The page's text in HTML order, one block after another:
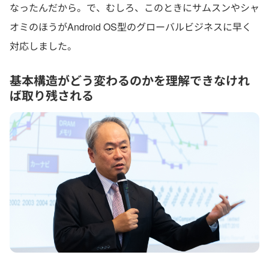
なったんだから。で、むしろ、このときにサムスンやシャ
オミのほうがAndroid OS型のグローバルビジネスに早く
対応しました。
基本構造がどう変わるのかを理解できなけれ
ば取り残される